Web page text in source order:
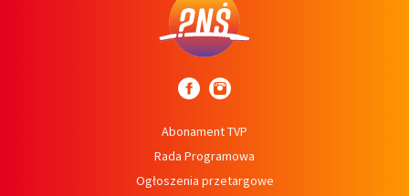
Abonament TVP
Rada Programowa
Ogłoszenia przetargowe